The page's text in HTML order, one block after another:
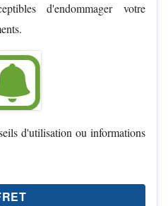
d'endommager votre
d'utilisation ou informations